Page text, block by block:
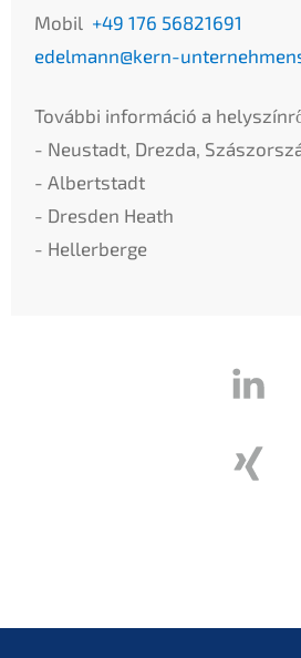
Mobil +49 176 56821691
edelmann@kern-
További információ a
- Neustadt, Drezda,
- Albertstadt
- Dresden Heath
- Hellerberge